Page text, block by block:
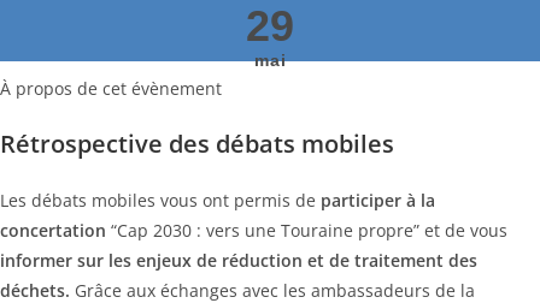
29
mai
À propos de cet évènement
Rétrospective des débats mobiles
Les débats mobiles vous ont permis de participer à la
concertation “Cap 2030 : vers une Touraine propre” et de vous
informer sur les enjeux de réduction et de traitement des
déchets. Grâce aux échanges avec les ambassadeurs de la